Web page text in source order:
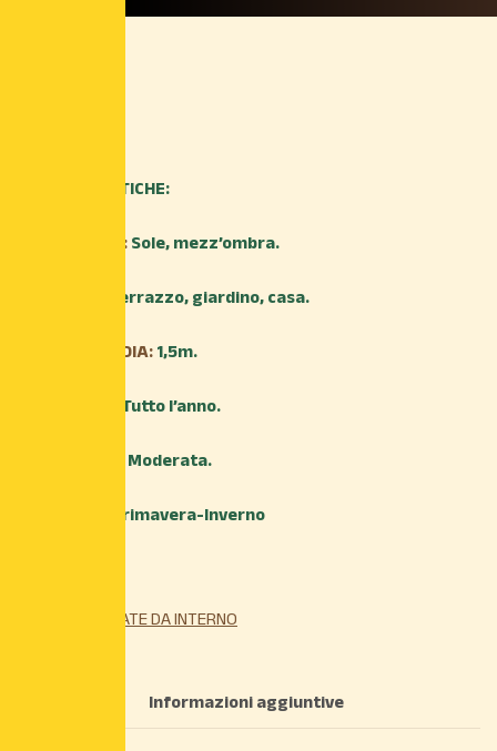
CARATTERISTICHE:
ESPOSIZIONE:Sole, mezz’ombra.
Terrazzo, giardino, casa.
ALTEZZA MEDIA:1,5m.
Tutto l’anno.
Moderata.
Primavera-Inverno
PINATE DA INTERNO
Informazioni aggiuntive